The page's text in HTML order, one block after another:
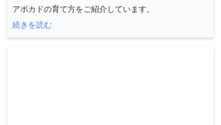
アボカドの育て方をご紹介しています。
続きを読む